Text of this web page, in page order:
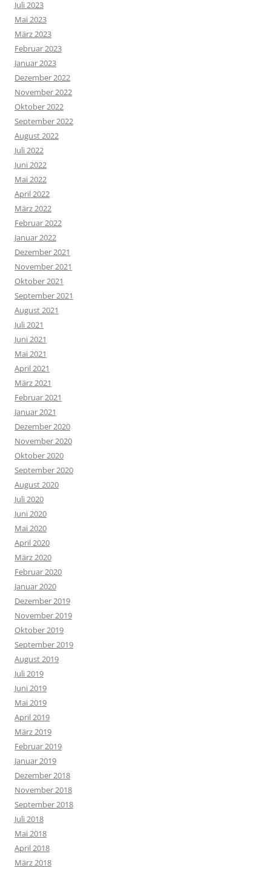
Juli 2023
Mai 2023
März 2023
Februar 2023
Januar 2023
Dezember 2022
November 2022
Oktober 2022
September 2022
August 2022
Juli 2022
Juni 2022
Mai 2022
April 2022
März 2022
Februar 2022
Januar 2022
Dezember 2021
November 2021
Oktober 2021
September 2021
August 2021
Juli 2021
Juni 2021
Mai 2021
April 2021
März 2021
Februar 2021
Januar 2021
Dezember 2020
November 2020
Oktober 2020
September 2020
August 2020
Juli 2020
Juni 2020
Mai 2020
April 2020
März 2020
Februar 2020
Januar 2020
Dezember 2019
November 2019
Oktober 2019
September 2019
August 2019
Juli 2019
Juni 2019
Mai 2019
April 2019
März 2019
Februar 2019
Januar 2019
Dezember 2018
November 2018
September 2018
Juli 2018
Mai 2018
April 2018
März 2018